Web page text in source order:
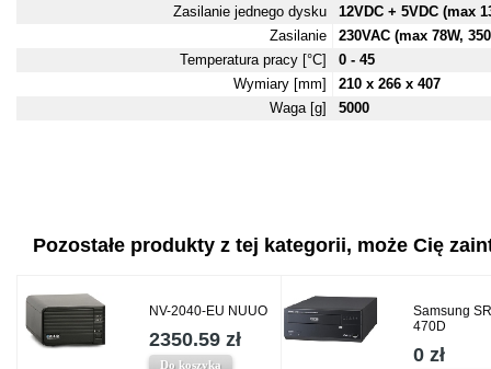
Zasilanie jednego dysku
12VDC + 5VDC (max
Zasilanie
230VAC (max 78W,
Temperatura pracy [°C]
0 - 45
Wymiary [mm]
210 x 266 x 407
Waga [g]
5000
Pozostałe produkty z tej kategorii, może Cię
NV-2040-EU NUUO
2350.59 zł
Do koszyka
Samsung
470D
0 zł